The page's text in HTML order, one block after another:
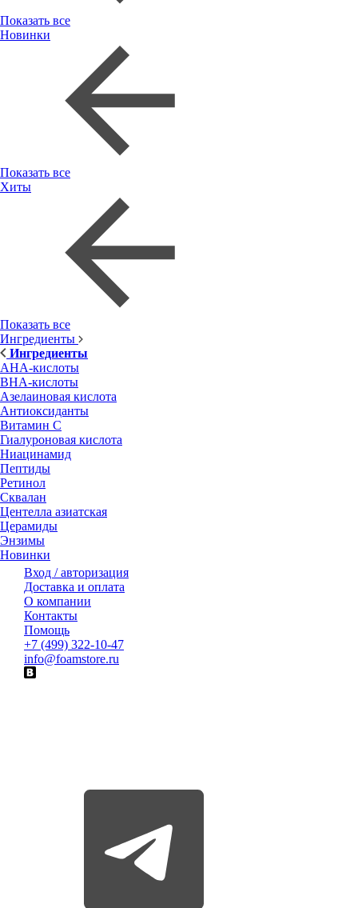
Показать все
Новинки
Показать все
Хиты
Показать все
Ингредиенты
Ингредиенты
AHA-кислоты
BHA-кислоты
Азелаиновая кислота
Антиоксиданты
Витамин С
Гиалуроновая кислота
Ниацинамид
Пептиды
Ретинол
Сквалан
Центелла азиатская
Церамиды
Энзимы
Новинки
Вход / авторизация
Доставка и оплата
О компании
Контакты
Помощь
+7 (499) 322-10-47
info@foamstore.ru